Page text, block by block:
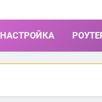
НАСТРОЙКА